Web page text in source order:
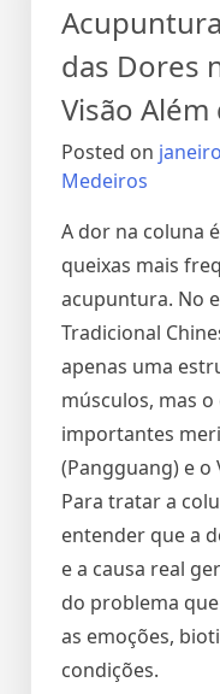
das Dores
Visão Além
Posted on
Medeiros
A dor na coluna
queixas mais
acupuntura. No
Tradicional
apenas uma
músculos, mas
importantes
(Pangguang) e o
Para tratar a
entender que a
e a causa real
do problema
as emoções,
condições.